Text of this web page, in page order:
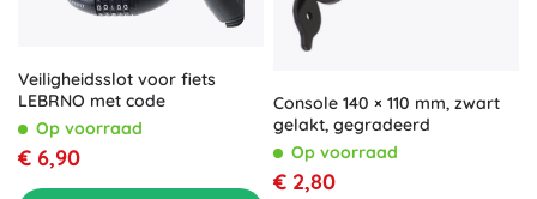
Veiligheidsslot voor fiets
LEBRNO met code
Op voorraad
€ 6,90
Console 140 × 110 mm, zwart
gelakt, gegradeerd
Op voorraad
€ 2,80